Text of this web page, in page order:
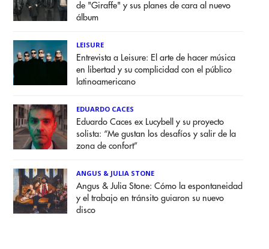
de "Giraffe" y sus planes de cara al nuevo
álbum
LEISURE
Entrevista a Leisure: El arte de hacer música
en libertad y su complicidad con el público
latinoamericano
EDUARDO CACES
Eduardo Caces ex Lucybell y su proyecto
solista: “Me gustan los desafíos y salir de la
zona de confort”
ANGUS & JULIA STONE
Angus & Julia Stone: Cómo la espontaneidad
y el trabajo en tránsito guiaron su nuevo
disco